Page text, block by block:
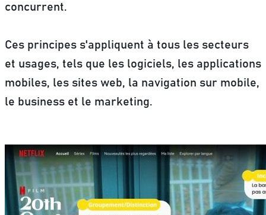
concurrent.
Ces principes s'appliquent à tous les secteurs
et usages, tels que les logiciels, les applications
mobiles, les sites web, la navigation sur mobile,
le business et le marketing.